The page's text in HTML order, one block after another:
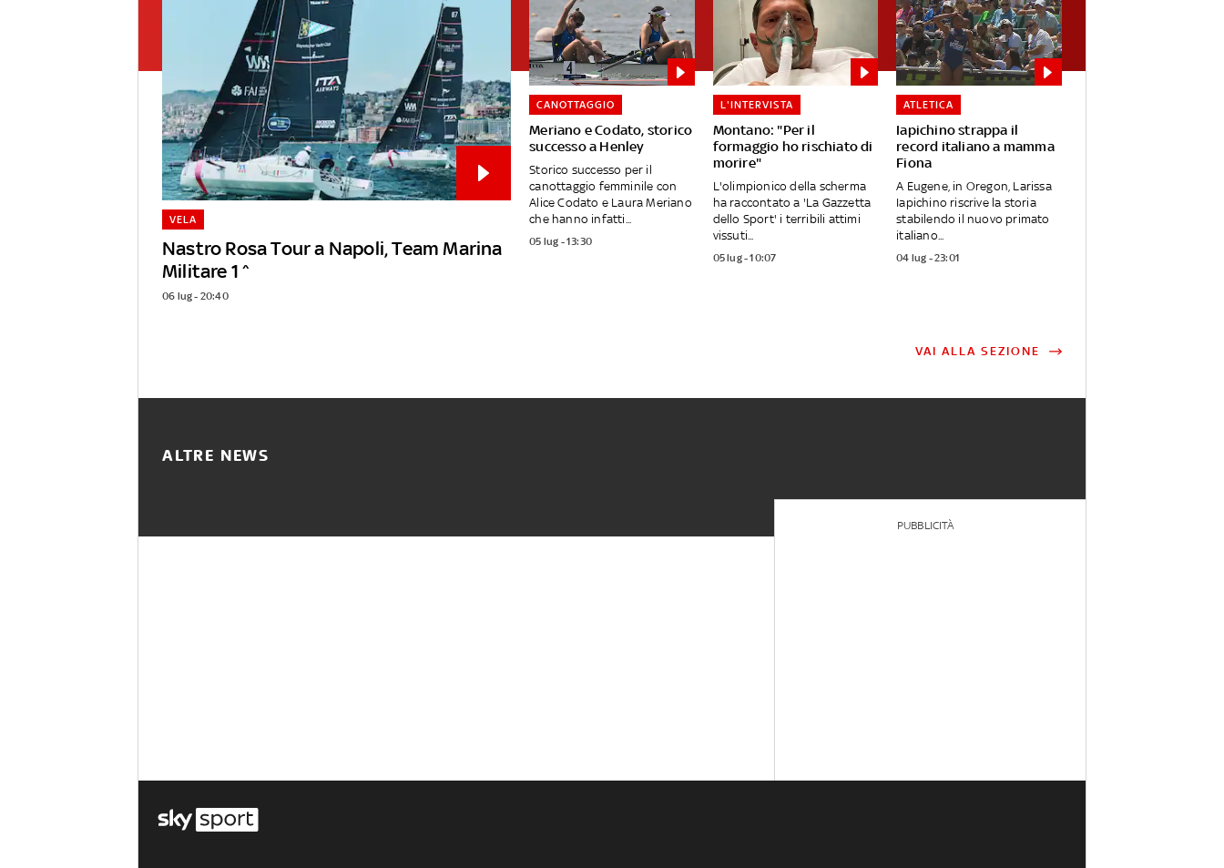
Nastro Rosa Tour a Napoli, Team Marina
Militare 1^
VELA
06 lug - 20:40
Meriano e Codato, storico
successo a Henley
CANOTTAGGIO
Storico successo per il
canottaggio femminile con
Alice Codato e Laura Meriano
che hanno infatti...
05 lug - 13:30
Montano: "Per il
formaggio ho rischiato di
morire"
L'INTERVISTA
L'olimpionico della scherma
ha raccontato a 'La Gazzetta
dello Sport' i terribili attimi
vissuti...
05 lug - 10:07
Iapichino strappa il
record italiano a mamma
Fiona
ATLETICA
A Eugene, in Oregon, Larissa
Iapichino riscrive la storia
stabilendo il nuovo primato
italiano...
04 lug - 23:01
VAI ALLA SEZIONE
ALTRE NEWS
PUBBLICITÀ